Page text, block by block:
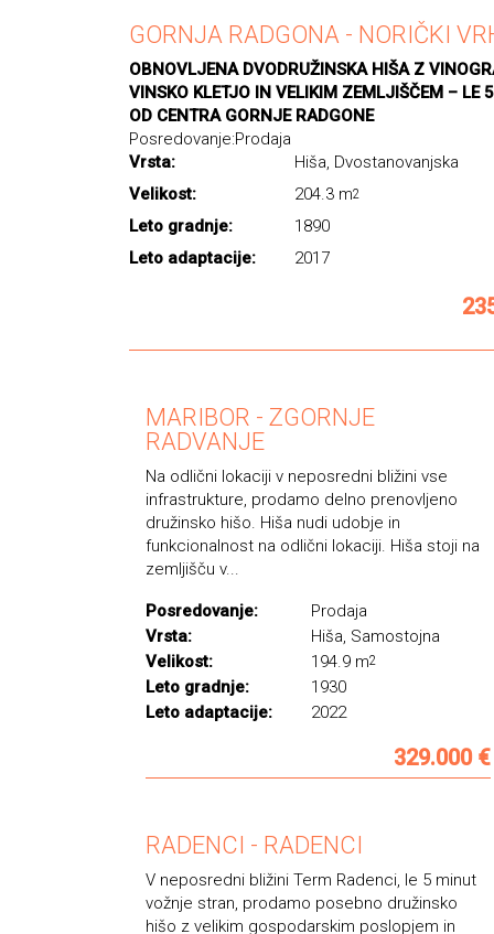
GORNJA RADGONA - NORIČKI
OBNOVLJENA DVODRUŽINSKA HIŠA Z
VINSKO KLETJO IN VELIKIM ZEMLJIŠČEM – LE
OD CENTRA GORNJE RADGONE
Posredovanje:Prodaja
Vrsta:
Hiša, Dvostanovanjska
Velikost:
204.3 m2
Leto gradnje:
1890
Leto adaptacije:
2017
MARIBOR - ZGORNJE
RADVANJE
Na odlični lokaciji v neposredni bližini vse
infrastrukture, prodamo delno prenovljeno
družinsko hišo. Hiša nudi udobje in
funkcionalnost na odlični lokaciji. Hiša stoji na
zemljišču v...
Posredovanje:
Prodaja
Vrsta:
Hiša, Samostojna
Velikost:
194.9 m2
Leto gradnje:
1930
Leto adaptacije:
2022
329.000 €
RADENCI - RADENCI
V neposredni bližini Term Radenci, le 5 minut
vožnje stran, prodamo posebno družinsko
hišo z velikim gospodarskim poslopjem in